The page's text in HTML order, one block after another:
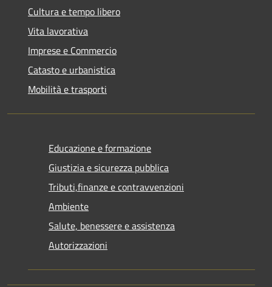
Cultura e tempo libero
Vita lavorativa
Imprese e Commercio
Catasto e urbanistica
Mobilità e trasporti
Educazione e formazione
Giustizia e sicurezza pubblica
Tributi,finanze e contravvenzioni
Ambiente
Salute, benessere e assistenza
Autorizzazioni